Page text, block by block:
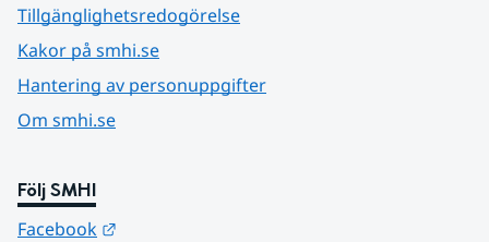
Tillgänglighetsredogörelse
Kakor på smhi.se
Hantering av personuppgifter
Om smhi.se
Följ SMHI
Facebook